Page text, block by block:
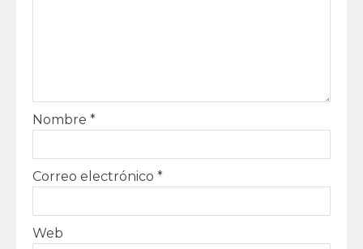
Nombre *
Correo electrónico *
Web